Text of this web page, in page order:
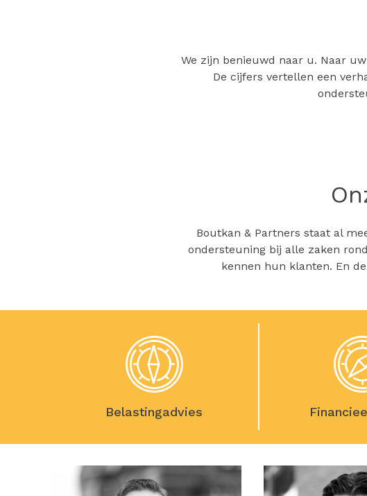
We zijn benieuwd naar u. Naar
De cijfers vertellen een
Boutkan & Partners staat al
ondersteuning bij alle zaken
kennen hun klanten. En
Belastingadvies